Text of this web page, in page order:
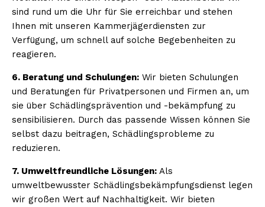
sind rund um die Uhr für Sie erreichbar und stehen
Ihnen mit unseren Kammerjägerdiensten zur
Verfügung, um schnell auf solche Begebenheiten zu
reagieren.
6. Beratung und Schulungen: Wir bieten Schulungen
und Beratungen für Privatpersonen und Firmen an, um
sie über Schädlingsprävention und -bekämpfung zu
sensibilisieren. Durch das passende Wissen können Sie
selbst dazu beitragen, Schädlingsprobleme zu
reduzieren.
7. Umweltfreundliche Lösungen: Als
umweltbewusster Schädlingsbekämpfungsdienst legen
wir großen Wert auf Nachhaltigkeit. Wir bieten